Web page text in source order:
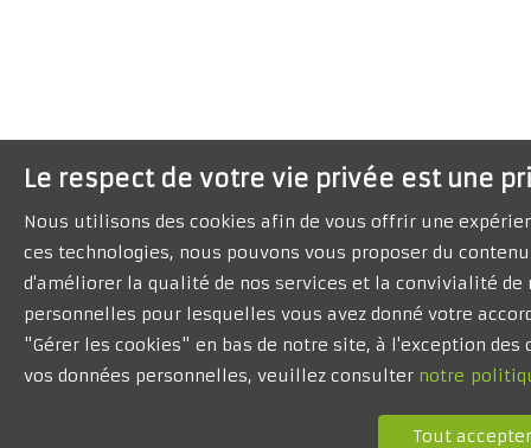
Le respect de votre vie privée est une
Nous utilisons des cookies afin de vous offrir une
ces technologies, nous pouvons vous proposer du
d'améliorer la qualité de nos services et la convivialité
personnelles pour lesquelles vous avez donné votre
"Gérer les cookies" en bas de notre site, à l'exception
vos données personnelles, veuillez consulter notre
Tout accepter